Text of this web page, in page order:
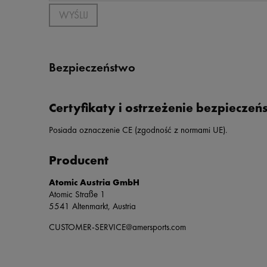
WYŚLIJ
Bezpieczeństwo
Certyfikaty i ostrzeżenie
Posiada oznaczenie CE (zgodność z normami UE).
Producent
Atomic Austria GmbH
Atomic Straße 1
5541 Altenmarkt, Austria
CUSTOMER-SERVICE@amersports.com